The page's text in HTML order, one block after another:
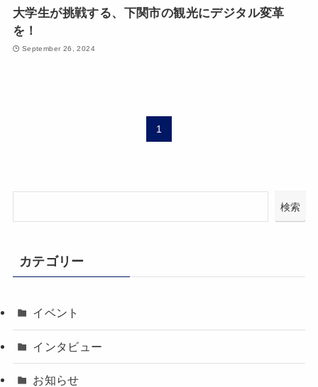
大学生が挑戦する、下関市の観光にデジタル変革
を！
September 26, 2024
1
検索
カテゴリー
イベント
インタビュー
お知らせ